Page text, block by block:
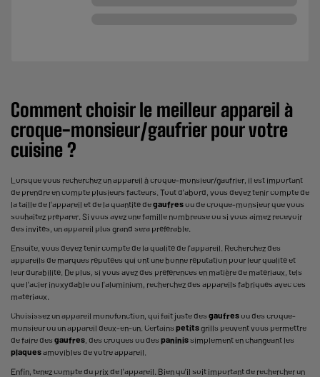
Comment choisir le meilleurappareil à
croque-monsieur/gaufrier pour votre
cuisine?
Lorsque vous recherchez un appareil à croque-monsieur/gaufrier, il est important
de prendre en compte plusieurs facteurs. Tout d'abord, vous devez tenir compte de
la taille de l'appareil et de la quantité degaufresou de croque-monsieur que vous
souhaitez préparer. Si vous avez une famille nombreuse ou si vous aimez recevoir
des invités, un appareil plus grand sera préférable.
Ensuite, vous devez tenir compte de la qualité de l'appareil. Recherchez des
appareils de marques réputées qui ont une bonne réputation pour leur qualité et
leur durabilité. De plus, si vous avez des préférences en matière de matériaux, tels
que l'acier inoxydable ou l'aluminium, recherchez des appareils fabriqués avec ces
matériaux.
Choisissez un appareil monofonction, qui fait juste des gaufresou des croque-
monsieur ou un appareil deux-en-un. Certains petitsgrills peuvent vous permettre
de faire des gaufres, des croques ou des paninissimplement en changeant les
plaquesamovibles de votre appareil.
Enfin, tenez compte du prix de l'appareil. Bien qu'il soit important de rechercher un